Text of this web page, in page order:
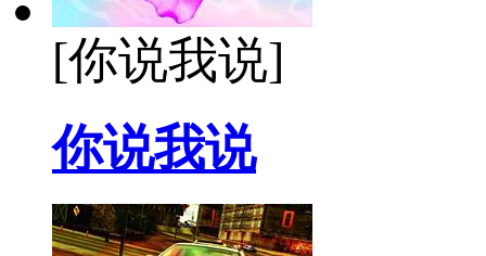
[你说我说]
你说我说